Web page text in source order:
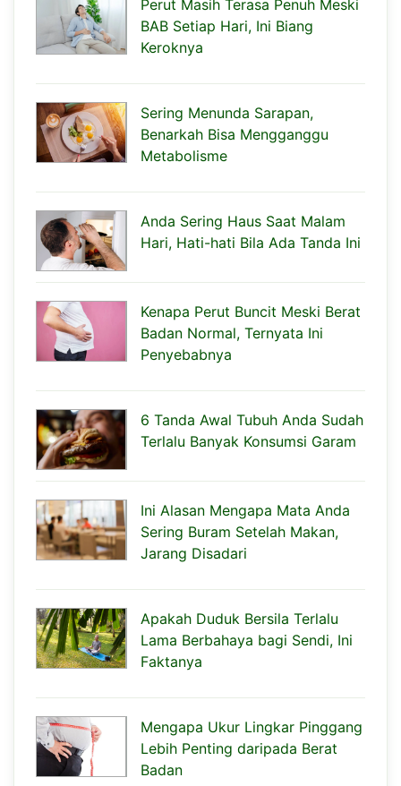
Perut Masih Terasa Penuh Meski
BAB Setiap Hari, Ini Biang
Keroknya
Sering Menunda Sarapan,
Benarkah Bisa Mengganggu
Metabolisme
Anda Sering Haus Saat Malam
Hari, Hati-hati Bila Ada Tanda Ini
Kenapa Perut Buncit Meski Berat
Badan Normal, Ternyata Ini
Penyebabnya
6 Tanda Awal Tubuh Anda Sudah
Terlalu Banyak Konsumsi Garam
Ini Alasan Mengapa Mata Anda
Sering Buram Setelah Makan,
Jarang Disadari
Apakah Duduk Bersila Terlalu
Lama Berbahaya bagi Sendi, Ini
Faktanya
Mengapa Ukur Lingkar Pinggang
Lebih Penting daripada Berat
Badan